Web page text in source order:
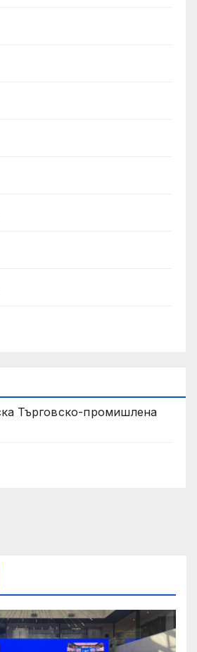
Търговско-промишлена